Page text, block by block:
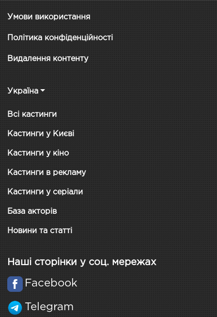
Умови використання
Політика конфіденційності
Видалення контенту
Україна
Всі кастинги
Кастинги у Києві
Кастинги у кіно
Кастинги в рекламу
Кастинги у серіали
База акторів
Новини та статті
Наші сторінки у соц. мережах
Facebook
Telegram